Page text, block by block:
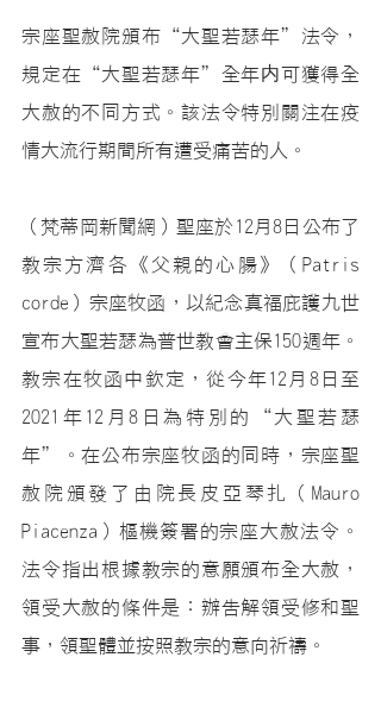
宗座聖赦院頒布“大聖若瑟年”法令，
規定在“大聖若瑟年”全年内可獲得全
大赦的不同方式。該法令特別關注在疫
情大流行期間所有遭受痛苦的人。
（梵蒂岡新聞網）聖座於12月8日公布了
教宗方濟各《父親的心腸》（Patris
corde）宗座牧函，以紀念真福庇護九世
宣布大聖若瑟為普世教會主保150週年。
教宗在牧函中欽定，從今年12月8日至
2021年12月8日為特別的“大聖若瑟
年”。在公布宗座牧函的同時，宗座聖
赦院頒發了由院長皮亞琴扎（Mauro
Piacenza）樞機簽署的宗座大赦法令。
法令指出根據教宗的意願頒布全大赦，
領受大赦的條件是：辦告解領受修和聖
事，領聖體並按照教宗的意向祈禱。